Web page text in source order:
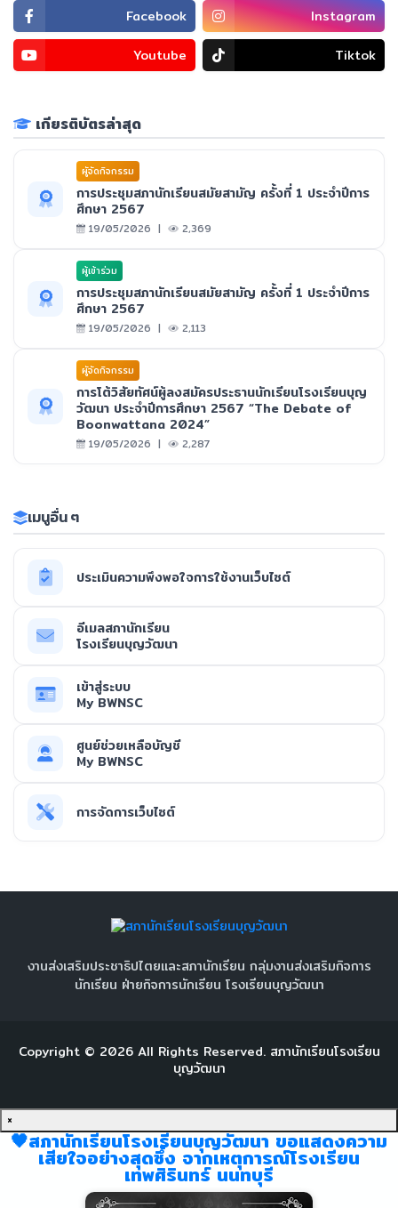
Facebook
Instagram
Youtube
Tiktok
เกียรติบัตรล่าสุด
ผูัจัดกิจกรรม
การประชุมสภานักเรียนสมัยสามัญ ครั้งที่ 1 ประจำปีการ
ศึกษา 2567
19/05/2026 | 2,369
ผู้เข้าร่วม
การประชุมสภานักเรียนสมัยสามัญ ครั้งที่ 1 ประจำปีการ
ศึกษา 2567
19/05/2026 | 2,113
ผูัจัดกิจกรรม
การโต้วิสัยทัศน์ผู้ลงสมัครประธานนักเรียนโรงเรียนบุญ
วัฒนา ประจำปีการศึกษา 2567 “The Debate of
Boonwattana 2024”
19/05/2026 | 2,287
เมนูอื่น ๆ
ประเมินความพึงพอใจการใช้งานเว็บไซต์
อีเมลสภานักเรียน
โรงเรียนบุญวัฒนา
เข้าสู่ระบบ
My BWNSC
ศูนย์ช่วยเหลือบัญชี
My BWNSC
การจัดการเว็บไซต์
งานส่งเสริมประชาธิปไตยและสภานักเรียน กลุ่มงานส่งเสริมกิจการ
นักเรียน ฝ่ายกิจการนักเรียน โรงเรียนบุญวัฒนา
Copyright © 2026All Rights Reserved. สภานักเรียนโรงเรียน
บุญวัฒนา
×
🖤สภานักเรียนโรงเรียนบุญวัฒนา ขอแสดงความ
เสียใจอย่างสุดซึ้ง จากเหตุการณ์โรงเรียน
เทพศิรินทร์ นนทบุรี